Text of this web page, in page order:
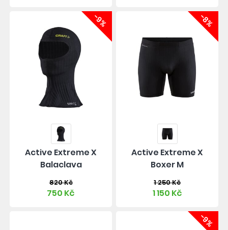
-9%
Active Extreme X
Balaclava
820 Kč
750 Kč
-8%
Active Extreme X
Boxer M
1 250 Kč
1 150 Kč
-9%